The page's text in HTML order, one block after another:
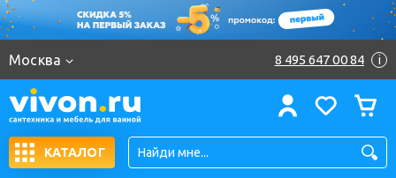
Москва 8 495 647 00 84 i
КАТАЛОГ